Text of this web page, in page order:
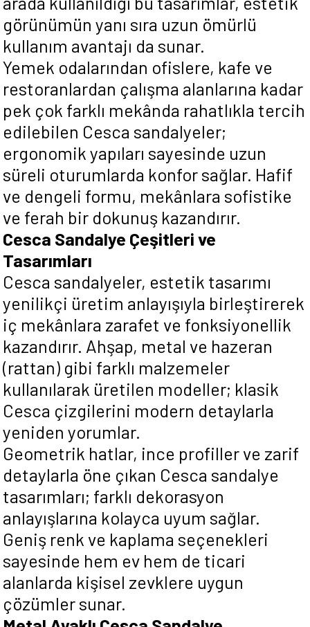
görünümün yanı sıra uzun ömürlü
kullanım avantajı da sunar.
Yemek odalarından ofislere, kafe ve
restoranlardan çalışma alanlarına kadar
pek çok farklı mekânda rahatlıkla tercih
edilebilen Cesca sandalyeler;
ergonomik yapıları sayesinde uzun
süreli oturumlarda konfor sağlar. Hafif
ve dengeli formu, mekânlara sofistike
ve ferah bir dokunuş kazandırır.
Cesca Sandalye Çeşitleri ve
Tasarımları
Cesca sandalyeler, estetik tasarımı
yenilikçi üretim anlayışıyla birleştirerek
iç mekânlara zarafet ve fonksiyonellik
kazandırır. Ahşap, metal ve hazeran
(rattan) gibi farklı malzemeler
kullanılarak üretilen modeller; klasik
Cesca çizgilerini modern detaylarla
yeniden yorumlar.
Geometrik hatlar, ince profiller ve zarif
detaylarla öne çıkan Cesca sandalye
tasarımları; farklı dekorasyon
anlayışlarına kolayca uyum sağlar.
Geniş renk ve kaplama seçenekleri
sayesinde hem ev hem de ticari
alanlarda kişisel zevklere uygun
çözümler sunar.